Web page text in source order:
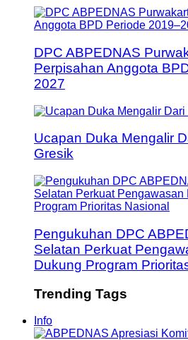
DPC ABPEDNAS
Perpisahan Anggota
2027
Ucapan Duka Mengalir
Gresik
Pengukuhan DPC
Selatan Perkuat
Dukung Program
Trending Tags
Info